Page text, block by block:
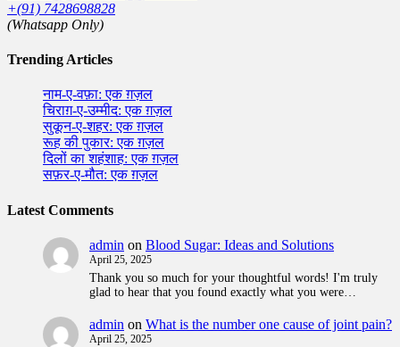
+(91) 7428698828
(Whatsapp Only)
Trending Articles
नाम-ए-वफ़ा: एक ग़ज़ल
चिराग़-ए-उम्मीद: एक ग़ज़ल
सुकून-ए-शहर: एक ग़ज़ल
रूह की पुकार: एक ग़ज़ल
दिलों का शहंशाह: एक ग़ज़ल
सफ़र-ए-मौत: एक ग़ज़ल
Latest Comments
admin on Blood Sugar: Ideas and Solutions
April 25, 2025
Thank you so much for your thoughtful words! I'm truly
glad to hear that you found exactly what you were…
admin on What is the number one cause of joint pain?
April 25, 2025